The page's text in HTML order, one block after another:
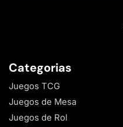
Categorias
Juegos TCG
Juegos de Mesa
Juegos de Rol